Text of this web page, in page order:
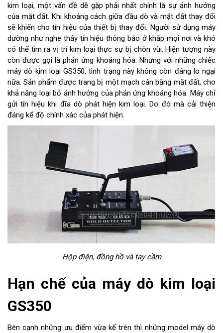
kim loại, một vấn đề dễ gặp phải nhất chính là sự ảnh hưởng
của mặt đất. Khi khoảng cách giữa đầu dò và mặt đất thay đổi
sẽ khiến cho tín hiệu của thiết bị thay đổi. Người sử dụng máy
dường như nghe thấy tín hiệu thông báo ở khắp mọi nơi và khó
có thể tìm ra vị trí kim loại thực sự bị chôn vùi. Hiện tượng này
còn được gọi là phản ứng khoáng hóa. Nhưng với những chiếc
máy dò kim loại GS350, tình trạng này không còn đáng lo ngại
nữa. Sản phẩm được trang bị một mạch cân bằng mặt đất, cho
khả năng loại bỏ ảnh hưởng của phản ứng khoáng hóa. Máy chỉ
gửi tín hiệu khi đĩa dò phát hiện kim loại. Do đó mà cải thiện
đáng kể độ chính xác của phát hiện.
Hộp điện, đồng hồ và tay cầm
Hạn chế của máy dò kim loại
GS350
Bên cạnh những ưu điểm vừa kể trên thì những model máy dò